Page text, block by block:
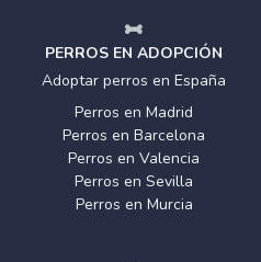
PERROS EN ADOPCIÓN
Adoptar perros en España
Perros en Madrid
Perros en Barcelona
Perros en Valencia
Perros en Sevilla
Perros en Murcia